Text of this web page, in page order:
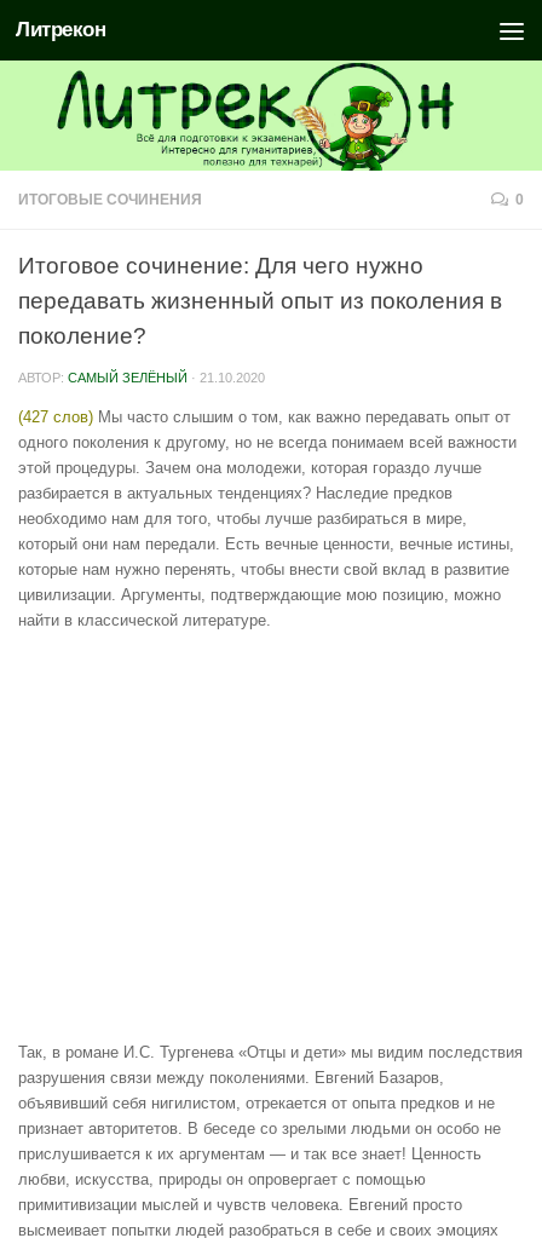
Литрекон
ИТОГОВЫЕ СОЧИНЕНИЯ 0
Итоговое сочинение: Для чего нужно
передавать жизненный опыт из поколения в
поколение?
АВТОР: САМЫЙ ЗЕЛЁНЫЙ · 21.10.2020
(427 слов) Мы часто слышим о том, как важно передавать опыт от
одного поколения к другому, но не всегда понимаем всей важности
этой процедуры. Зачем она молодежи, которая гораздо лучше
разбирается в актуальных тенденциях? Наследие предков
необходимо нам для того, чтобы лучше разбираться в мире,
который они нам передали. Есть вечные ценности, вечные истины,
которые нам нужно перенять, чтобы внести свой вклад в развитие
цивилизации. Аргументы, подтверждающие мою позицию, можно
найти в классической литературе.
Так, в романе И.С. Тургенева «Отцы и дети» мы видим последствия
разрушения связи между поколениями. Евгений Базаров,
объявивший себя нигилистом, отрекается от опыта предков и не
признает авторитетов. В беседе со зрелыми людьми он особо не
прислушивается к их аргументам — и так все знает! Ценность
любви, искусства, природы он опровергает с помощью
примитивизации мыслей и чувств человека. Евгений просто
высмеивает попытки людей разобраться в себе и своих эмоциях